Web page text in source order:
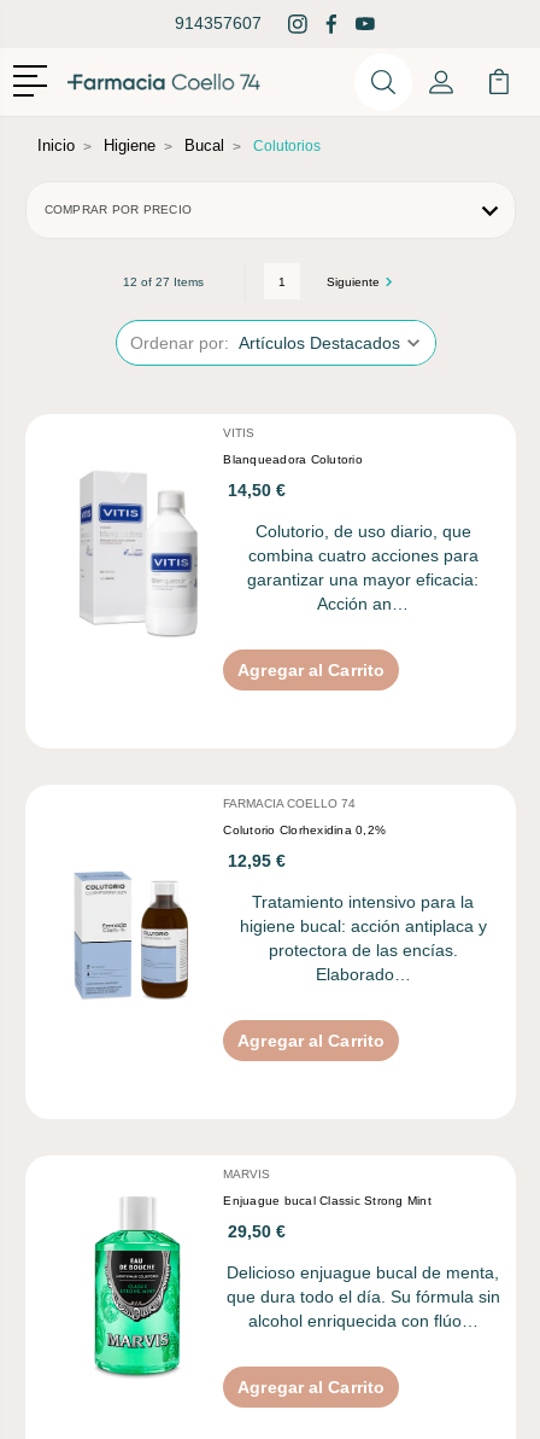
914357607
Menú
BuscarMi Cuenta
Mi
Inicio Higiene Bucal Colutorios
COMPRAR POR PRECIO
12 of 27 Items 1 Siguiente
Ordenar por:
VITIS
Blanqueadora Colutorio
14,50 €
Colutorio, de uso diario, que
combina cuatro acciones para
garantizar una mayor eficacia:
Acción an…
Agregar al Carrito
FARMACIA COELLO 74
Colutorio Clorhexidina 0,2%
12,95 €
​Tratamiento intensivo para la
higiene bucal: acción antiplaca y
protectora de las encías.
Elaborado…
Agregar al Carrito
MARVIS
Enjuague bucal Classic Strong Mint
29,50 €
Delicioso enjuague bucal de menta,
que dura todo el día. Su fórmula sin
alcohol enriquecida con flúo…
Agregar al Carrito